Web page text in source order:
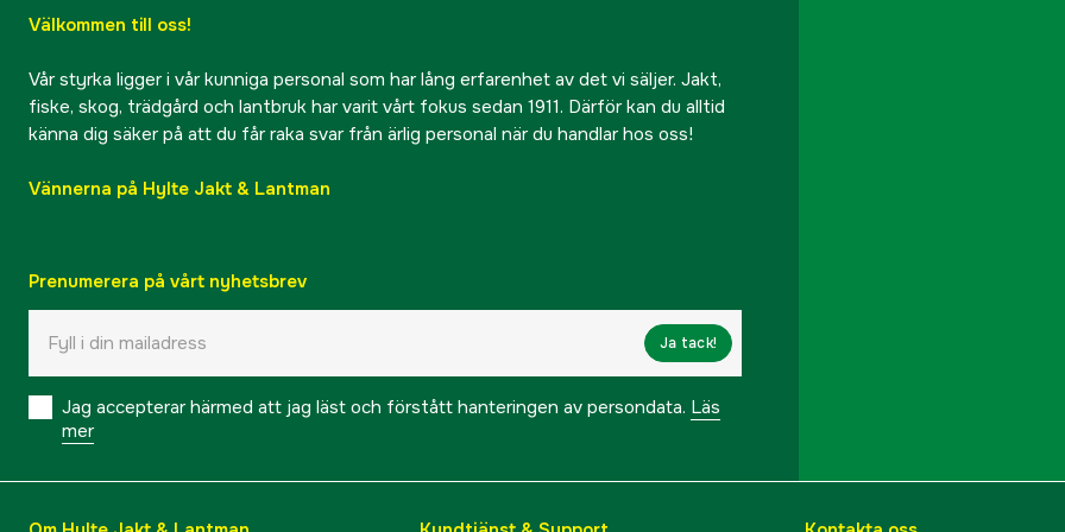
Välkommen till oss!
Vår styrka ligger i vår kunniga personal som har lång erfarenhet av det vi säljer. Jakt,
fiske, skog, trädgård och lantbruk har varit vårt fokus sedan 1911. Därför kan du alltid
känna dig säker på att du får raka svar från ärlig personal när du handlar hos oss!
Vännerna på Hylte Jakt & Lantman
Prenumerera på vårt nyhetsbrev
Ja tack!
Jag accepterar härmed att jag läst och förstått hanteringen av persondata. Läs
mer